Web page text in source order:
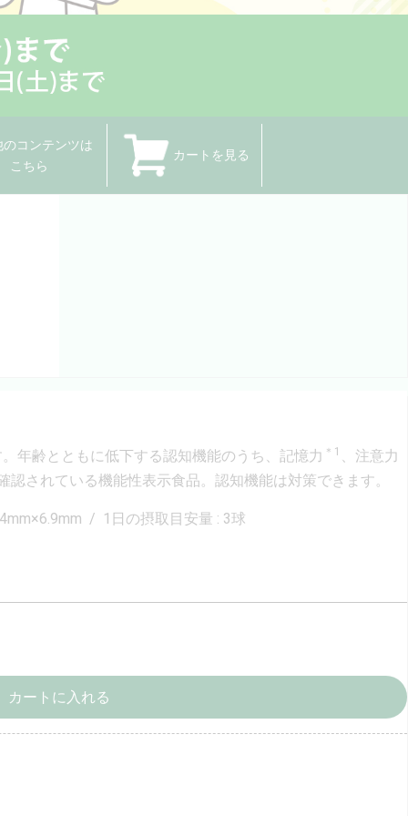
のコンテンツは
こちら
カートを見る
年齢とともに低下する認知機能のうち、記憶力 ＊1 、注意力
認されている機能性表示食品。認知機能は対策できます。
/ 1日の摂取目安量 : 3球
カートに入れる